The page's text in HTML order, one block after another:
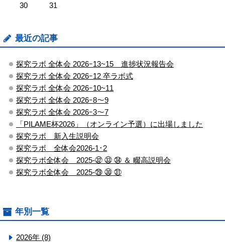
30
31
最近の記事
探究ラボ 全体会 2026ｰ13~15 進捗状況報告会
探究ラボ 全体会 2026ｰ12 卒ラボ式
探究ラボ 全体会 2026ｰ10~11
探究ラボ 全体会 2026ｰ8～9
探究ラボ 全体会 2026ｰ3～7
「PILAME杯2026」（オンライン予選）に出場しました
探究ラボ 新入生説明会
探究ラボ 全体会2026-1･2
探究ラボ全体会 2025-㉜ ㉝ ㉞ ＆ 畷高説明会
探究ラボ全体会 2025-㉙ ㉚ ㉛
年別一覧
2026年 (8)